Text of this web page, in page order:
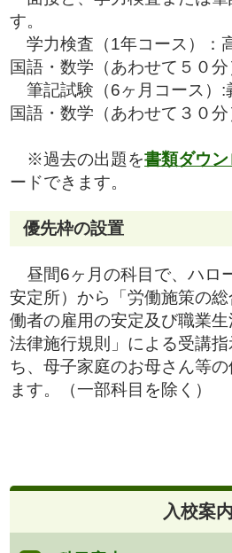
す。
学力検査（1年コース）：
国語・数学（あわせて５０分
筆記試験（6ヶ月コース）:
国語・数学（あわせて３０分
※過去の出題を書類ダウン
ードできます。
優先枠の設置
昼間6ヶ月の科目で、ハロ
安定所）から「労働施策の
働者の雇用の安定及び職業
法律施行規則」による受講指
ち、母子家庭のお母さん等
ます。（一部科目を除く）
入校案内